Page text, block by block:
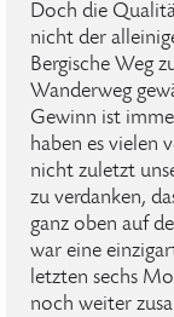
Doch die
nicht der
Bergische Weg
Wanderweg
Gewinn ist
haben es vielen
nicht zuletzt
zu verdanken,
ganz oben auf
war eine
letzten sechs
noch weiter